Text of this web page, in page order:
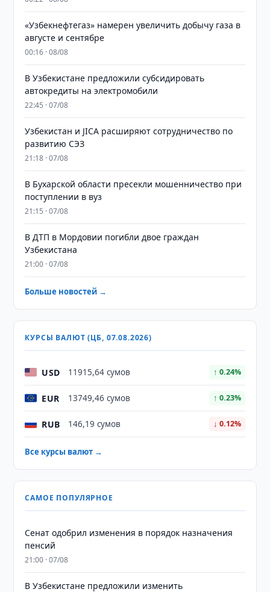
«Узбекнефтегаз» намерен увеличить добычу газа в
августе и сентябре
00:16 · 08/08
В Узбекистане предложили субсидировать
автокредиты на электромобили
22:45 · 07/08
Узбекистан и JICA расширяют сотрудничество по
развитию СЭЗ
21:18 · 07/08
В Бухарской области пресекли мошенничество при
поступлении в вуз
21:15 · 07/08
В ДТП в Мордовии погибли двое граждан
Узбекистана
21:00 · 07/08
Больше новостей →
КУРСЫ ВАЛЮТ (ЦБ, 07.08.2026)
USD 11915,64 сумов ↑ 0.24%
EUR 13749,46 сумов ↑ 0.23%
RUB 146,19 сумов ↓ 0.12%
Все курсы валют →
САМОЕ ПОПУЛЯРНОЕ
Сенат одобрил изменения в порядок назначения
пенсий
21:00 · 07/08
В Узбекистане предложили изменить